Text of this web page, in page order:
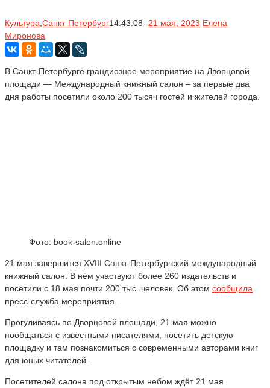
Культура Санкт-Петербург14:43:08 21 мая, 2023 Елена
Миронова
В Санкт-Петербурге грандиозное мероприятие на Дворцовой
площади — Международный книжный салон – за первые два
дня работы посетили около 200 тысяч гостей и жителей города.
Фото: book-salon.online
21 мая завершится XVIII Санкт-Петербургский международный
книжный салон. В нём участвуют более 260 издательств и
посетили с 18 мая почти 200 тыс. человек. Об этом сообщила
пресс-служба мероприятия.
Прогуливаясь по Дворцовой площади, 21 мая можно
пообщаться с известными писателями, посетить детскую
площадку и там познакомиться с современными авторами книг
для юных читателей.
Посетителей салона под открытым небом ждёт 21 мая